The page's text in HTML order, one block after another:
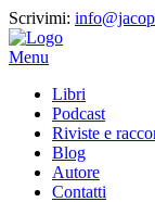
Scrivimi:
Menu
Libri
Podcast
Riviste e
Blog
Autore
Contatti